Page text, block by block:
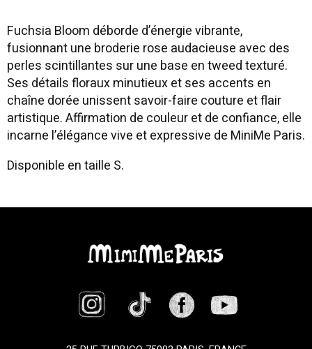
Fuchsia Bloom déborde d’énergie vibrante,
fusionnant une broderie rose audacieuse avec des
perles scintillantes sur une base en tweed texturé.
Ses détails floraux minutieux et ses accents en
chaîne dorée unissent savoir-faire couture et flair
artistique. Affirmation de couleur et de confiance, elle
incarne l’élégance vive et expressive de MiniMe Paris.
Disponible en taille S.